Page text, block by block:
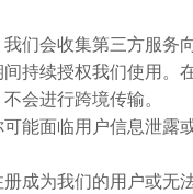
们会收集第三方服务
持续授权我们使用。
会进行跨境传输。
能面临用户信息泄
成为我们的用户或无